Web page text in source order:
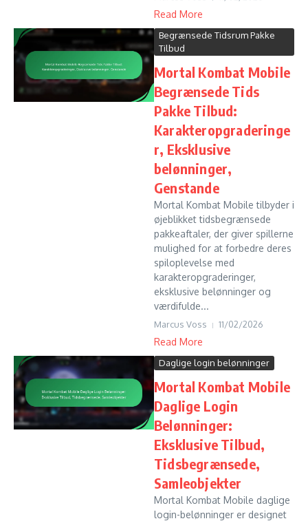
Read More
Begrænsede Tidsrum Pakke
Tilbud
Mortal Kombat Mobile
Begrænsede Tids
Pakke Tilbud:
Karakteropgraderinge
r, Eksklusive
belønninger,
Genstande
Mortal Kombat Mobile tilbyder i
øjeblikket tidsbegrænsede
pakkeaftaler, der giver spillerne
mulighed for at forbedre deres
spiloplevelse med
karakteropgraderinger,
eksklusive belønninger og
værdifulde...
Marcus Voss 11/02/2026
Read More
Daglige login belønninger
Mortal Kombat Mobile
Daglige Login
Belønninger:
Eksklusive Tilbud,
Tidsbegrænsede,
Samleobjekter
Mortal Kombat Mobile daglige
login-belønninger er designet